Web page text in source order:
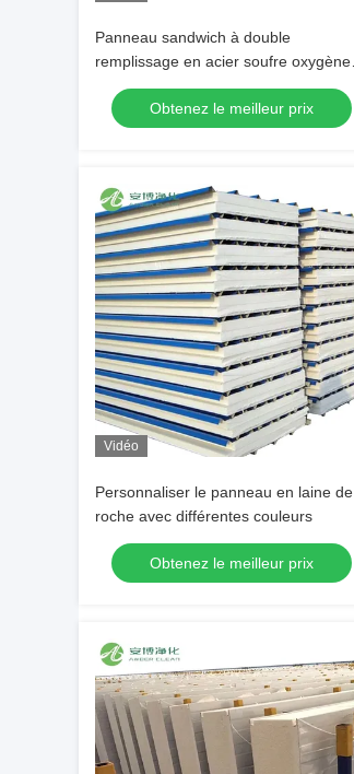
Panneau sandwich à double
remplissage en acier soufre oxygène
magnésium pour hôpital
Obtenez le meilleur prix
Vidéo
Personnaliser le panneau en laine de
roche avec différentes couleurs
Obtenez le meilleur prix